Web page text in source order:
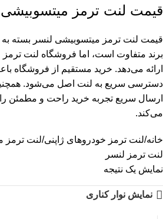
قیمت لنت ترمز میتسوبیشی
قیمت لنت ترمز میتسوبیشی لنسر بسته
برند متفاوت است، اما فروشگاه لنت ترمز
ارائه می‌دهد. خرید مستقیم از فروشگاه
دسترسی سریع به لنت اصل می‌شود.
ارسال سریع تجربه خرید راحت و مطمئن
می‌کند.
خانه لنت ترمز خودروهای ژاپنی لنت ترمز
لنت ترمز لنسر
نمایش یک نتیجه
نمایش نوار کناری